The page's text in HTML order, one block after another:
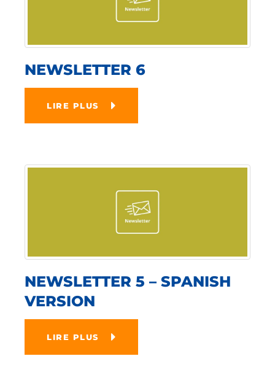
NEWSLETTER 6
LIRE PLUS
NEWSLETTER 5 – SPANISH
VERSION
LIRE PLUS